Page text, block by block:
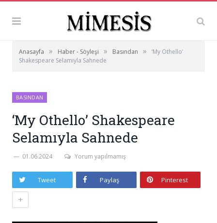
Anasayfa » Haber - Söyleşi » Basından »
‘My Othello’
Shakespeare Selamıyla Sahnede
BASINDAN
‘My Othello’ Shakespeare
Selamıyla Sahnede
01.06.2024 Yorum yapılmamış
Tweet Paylaş Pinterest
+